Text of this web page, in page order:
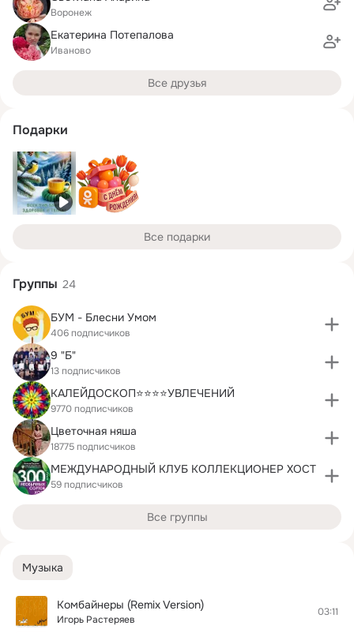
Музыка
Комбайнеры (Remix Version)
Игорь Растеряев
03:11
Воронеж
Екатерина Потепалова
Иваново
Все друзья
Подарки
Все подарки
Группы 24
БУМ - Блесни Умом
406 подписчиков
9 "Б"
13 подписчиков
КАЛЕЙДОСКОП⭐️⭐️⭐️⭐️УВЛЕЧЕНИЙ
9770 подписчиков
Цветочная няша
18775 подписчиков
МЕЖДУНАРОДНЫЙ КЛУБ КОЛЛЕКЦИОНЕР ХОСТ
59 подписчиков
Все группы